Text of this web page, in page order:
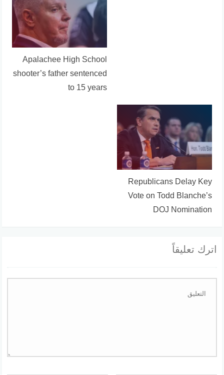
Apalachee High School
shooter’s father sentenced
to 15 years
Republicans Delay Key
Vote on Todd Blanche’s
DOJ Nomination
اترك تعليقاً